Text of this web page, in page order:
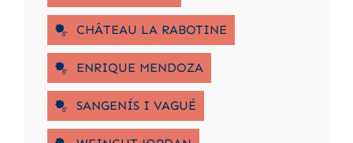
CHÂTEAU LA RABOTINE
ENRIQUE MENDOZA
SANGENÍS I VAGUÉ